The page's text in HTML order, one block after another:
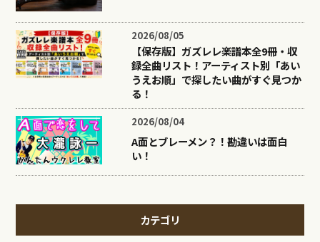
2026/08/05
【保存版】ガズレレ楽譜本全9冊・収
録全曲リスト！アーティスト別「あい
うえお順」で探したい曲がすぐ見つか
る！
2026/08/04
A面とブレーメン？！勘違いは面白
い！
カテゴリ